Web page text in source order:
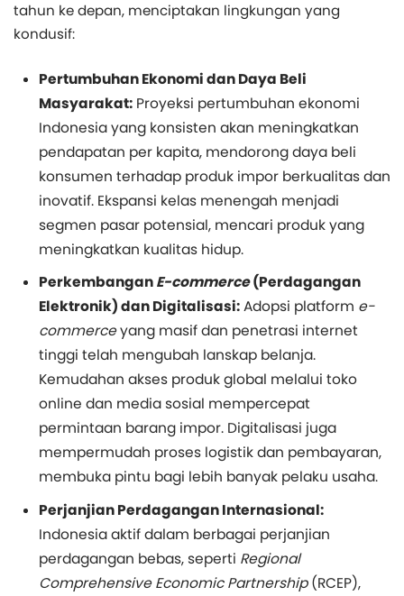
tahun ke depan, menciptakan lingkungan yang
kondusif:
Pertumbuhan Ekonomi dan Daya Beli
Masyarakat: Proyeksi pertumbuhan ekonomi
Indonesia yang konsisten akan meningkatkan
pendapatan per kapita, mendorong daya beli
konsumen terhadap produk impor berkualitas dan
inovatif. Ekspansi kelas menengah menjadi
segmen pasar potensial, mencari produk yang
meningkatkan kualitas hidup.
PerkembanganE-commerce(Perdagangan
Elektronik) dan Digitalisasi:Adopsi platform e-
commerceyang masif dan penetrasi internet
tinggi telah mengubah lanskap belanja.
Kemudahan akses produk global melalui toko
online dan media sosial mempercepat
permintaan barang impor. Digitalisasi juga
mempermudah proses logistik dan pembayaran,
membuka pintu bagi lebih banyak pelaku usaha.
Perjanjian Perdagangan Internasional:
Indonesia aktif dalam berbagai perjanjian
perdagangan bebas, seperti Regional
Comprehensive Economic Partnership(RCEP),